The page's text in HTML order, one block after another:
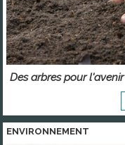
Des arbres pour l'avenir
ENVIRONNEMENT